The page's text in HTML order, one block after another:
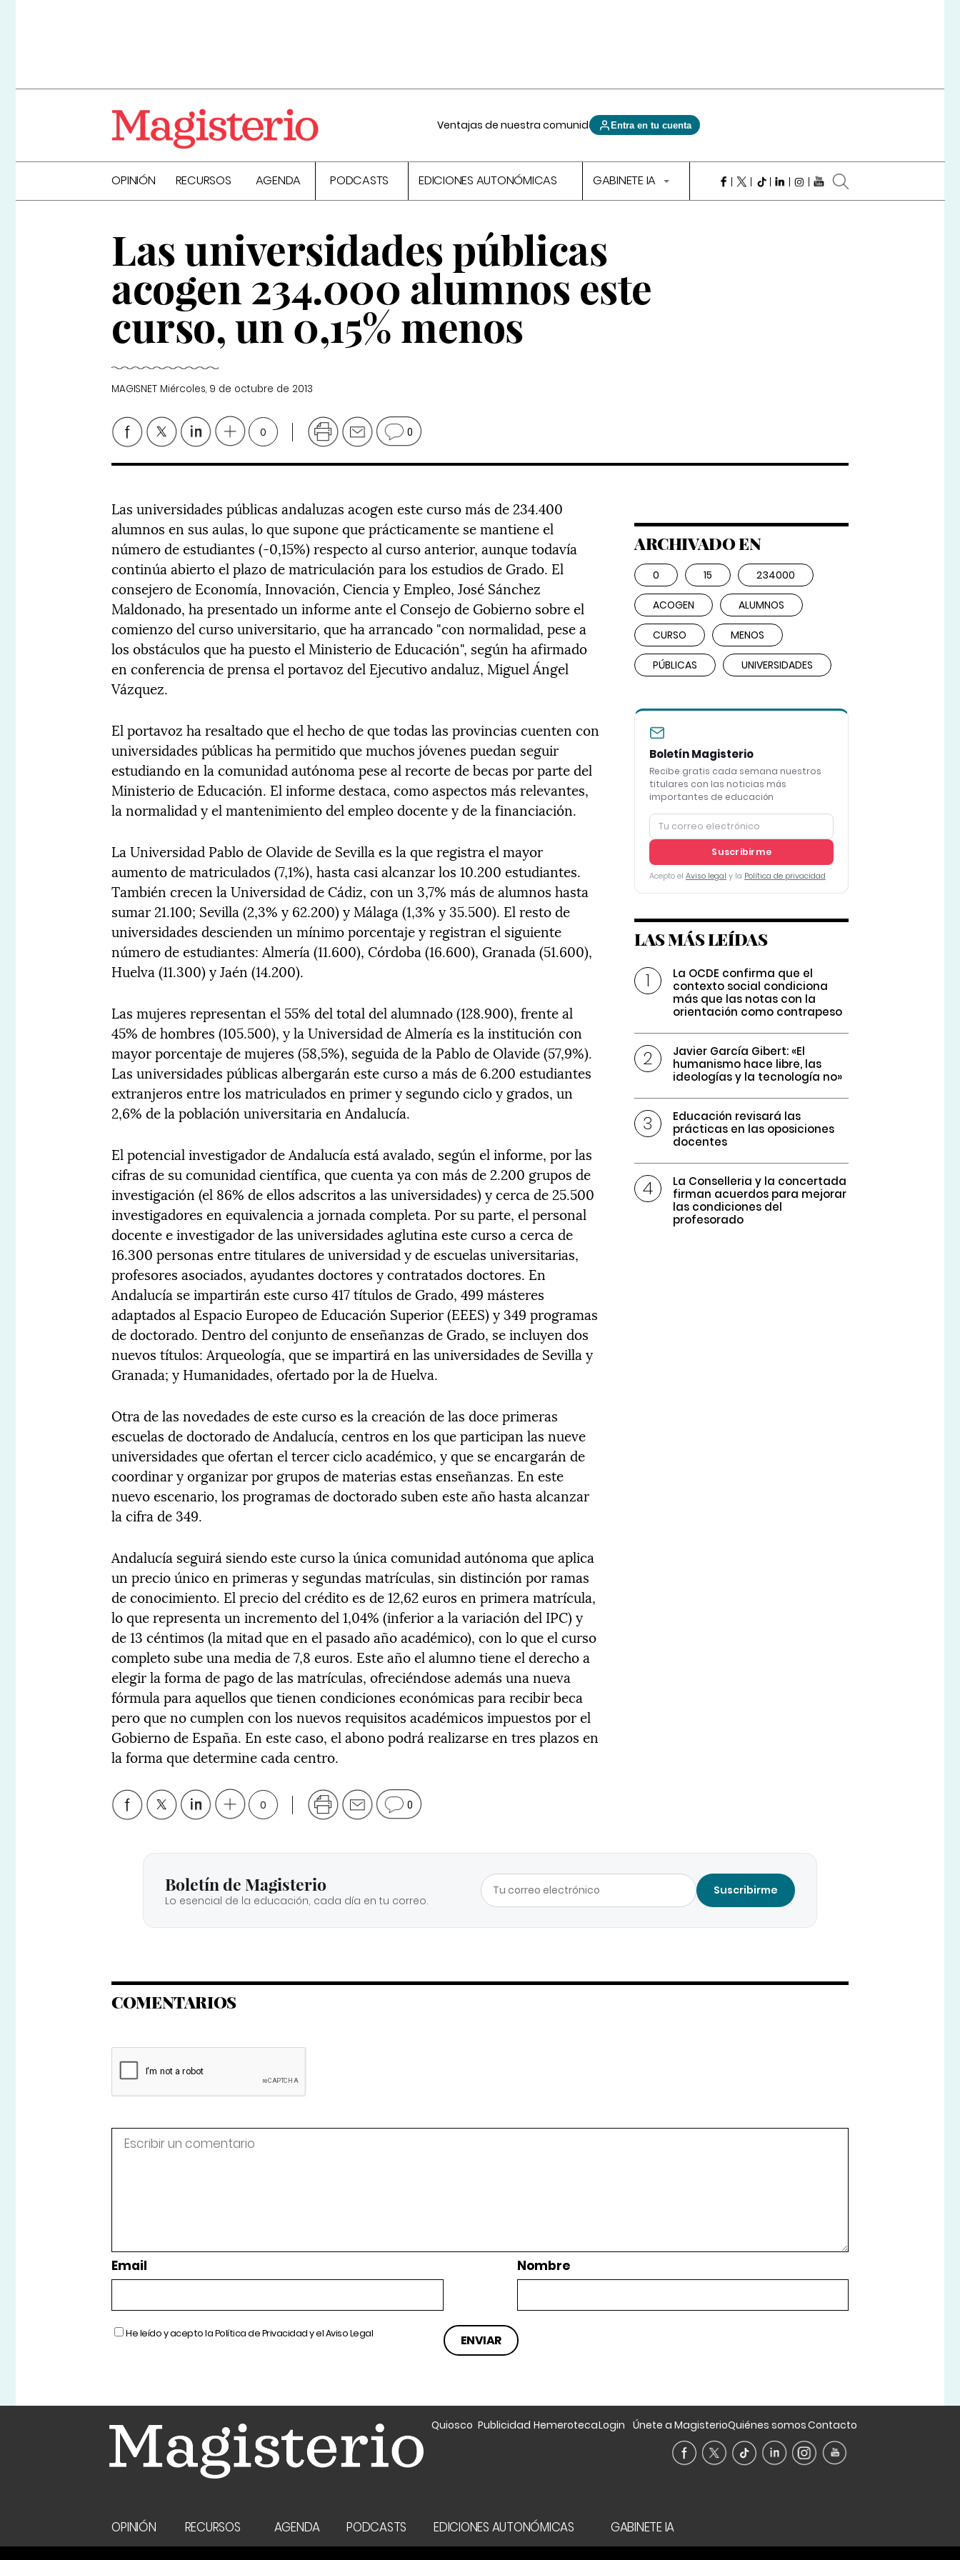
Ventajas de nuestra comunidad Entra en tu cuenta
OPINIÓN RECURSOS AGENDA PODCASTS EDICIONES AUTONÓMICAS GABINETE IA
Las universidades públicas
acogen 234.000 alumnos este
curso, un 0,15% menos
MAGISNET Miércoles, 9 de octubre de 2013
0 0
Las universidades públicas andaluzas acogen este curso más de 234.400
alumnos en sus aulas, lo que supone que prácticamente se mantiene el
número de estudiantes (-0,15%) respecto al curso anterior, aunque todavía
continúa abierto el plazo de matriculación para los estudios de Grado. El
consejero de Economía, Innovación, Ciencia y Empleo, José Sánchez
Maldonado, ha presentado un informe ante el Consejo de Gobierno sobre el
comienzo del curso universitario, que ha arrancado "con normalidad, pese a
los obstáculos que ha puesto el Ministerio de Educación", según ha afirmado
en conferencia de prensa el portavoz del Ejecutivo andaluz, Miguel Ángel
Vázquez.
El portavoz ha resaltado que el hecho de que todas las provincias cuenten con
universidades públicas ha permitido que muchos jóvenes puedan seguir
estudiando en la comunidad autónoma pese al recorte de becas por parte del
Ministerio de Educación. El informe destaca, como aspectos más relevantes,
la normalidad y el mantenimiento del empleo docente y de la financiación.
La Universidad Pablo de Olavide de Sevilla es la que registra el mayor
aumento de matriculados (7,1%), hasta casi alcanzar los 10.200 estudiantes.
También crecen la Universidad de Cádiz, con un 3,7% más de alumnos hasta
sumar 21.100; Sevilla (2,3% y 62.200) y Málaga (1,3% y 35.500). El resto de
universidades descienden un mínimo porcentaje y registran el siguiente
número de estudiantes: Almería (11.600), Córdoba (16.600), Granada (51.600),
Huelva (11.300) y Jaén (14.200).
Las mujeres representan el 55% del total del alumnado (128.900), frente al
45% de hombres (105.500), y la Universidad de Almería es la institución con
mayor porcentaje de mujeres (58,5%), seguida de la Pablo de Olavide (57,9%).
Las universidades públicas albergarán este curso a más de 6.200 estudiantes
extranjeros entre los matriculados en primer y segundo ciclo y grados, un
2,6% de la población universitaria en Andalucía.
El potencial investigador de Andalucía está avalado, según el informe, por las
cifras de su comunidad científica, que cuenta ya con más de 2.200 grupos de
investigación (el 86% de ellos adscritos a las universidades) y cerca de 25.500
investigadores en equivalencia a jornada completa. Por su parte, el personal
docente e investigador de las universidades aglutina este curso a cerca de
16.300 personas entre titulares de universidad y de escuelas universitarias,
profesores asociados, ayudantes doctores y contratados doctores. En
Andalucía se impartirán este curso 417 títulos de Grado, 499 másteres
adaptados al Espacio Europeo de Educación Superior (EEES) y 349 programas
de doctorado. Dentro del conjunto de enseñanzas de Grado, se incluyen dos
nuevos títulos: Arqueología, que se impartirá en las universidades de Sevilla y
Granada; y Humanidades, ofertado por la de Huelva.
Otra de las novedades de este curso es la creación de las doce primeras
escuelas de doctorado de Andalucía, centros en los que participan las nueve
universidades que ofertan el tercer ciclo académico, y que se encargarán de
coordinar y organizar por grupos de materias estas enseñanzas. En este
nuevo escenario, los programas de doctorado suben este año hasta alcanzar
la cifra de 349.
Andalucía seguirá siendo este curso la única comunidad autónoma que aplica
un precio único en primeras y segundas matrículas, sin distinción por ramas
de conocimiento. El precio del crédito es de 12,62 euros en primera matrícula,
lo que representa un incremento del 1,04% (inferior a la variación del IPC) y
de 13 céntimos (la mitad que en el pasado año académico), con lo que el curso
completo sube una media de 7,8 euros. Este año el alumno tiene el derecho a
elegir la forma de pago de las matrículas, ofreciéndose además una nueva
fórmula para aquellos que tienen condiciones económicas para recibir beca
pero que no cumplen con los nuevos requisitos académicos impuestos por el
Gobierno de España. En este caso, el abono podrá realizarse en tres plazos en
la forma que determine cada centro.
0 0
ARCHIVADO EN
0 15 234000
ACOGEN ALUMNOS
CURSO MENOS
PÚBLICAS UNIVERSIDADES
Boletín Magisterio
Recibe gratis cada semana nuestros
titulares con las noticias más
importantes de educación
Suscribirme
Acepto el Aviso legal y la Política de privacidad
LAS MÁS LEÍDAS
La OCDE confirma que el
contexto social condiciona
más que las notas con la
orientación como contrapeso
Javier García Gibert: «El
humanismo hace libre, las
ideologías y la tecnología no»
Educación revisará las
prácticas en las oposiciones
docentes
La Conselleria y la concertada
firman acuerdos para mejorar
las condiciones del
profesorado
Boletín de Magisterio
Lo esencial de la educación, cada día en tu correo.
Suscribirme
COMENTARIOS
Email Nombre
He leído y acepto laPolítica de Privacidady elAviso Legal
Quiosco Publicidad HemerotecaLogin Únete a MagisterioQuiénes somosContacto
OPINIÓN RECURSOS AGENDA PODCASTS EDICIONES AUTONÓMICAS GABINETE IA